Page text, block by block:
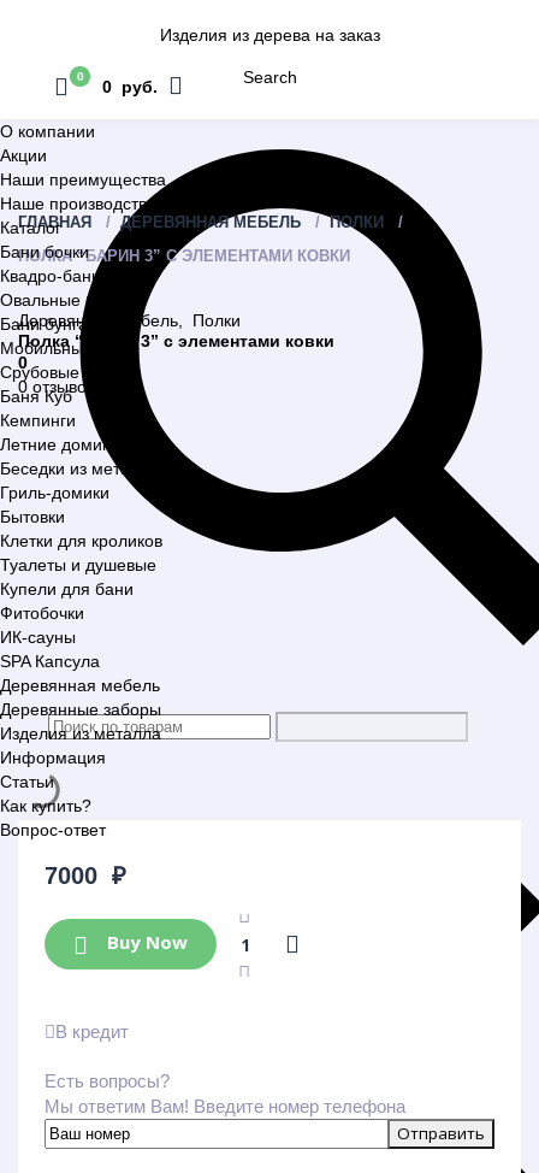
Изделия из дерева на заказ
Search
0
0 руб.
О компании
Акции
Наши преимущества
Наше производство
Каталог
Бани бочки
Квадро-бани
Овальные бани
Бани бунгало
Мобильные бани
Срубовые бани
Баня Куб
Кемпинги
Летние домики
Беседки из металла
Гриль-домики
Бытовки
Клетки для кроликов
Туалеты и душевые
Купели для бани
Фитобочки
ИК-сауны
SPA Капсула
Деревянная мебель
Деревянные заборы
Изделия из металла
Информация
Статьи
Как купить?
Вопрос-ответ
ГЛАВНАЯ ДЕРЕВЯННАЯ МЕБЕЛЬ
ПОЛКИ
ПОЛКА “БАРИН 3” С ЭЛЕМЕНТАМИ КОВКИ
Деревянная мебель
Полки
Полка “Барин 3” с элементами ковки
0
0 отзывов
7000 ₽
Buy Now
В кредит
Есть вопросы?
Мы ответим Вам! Введите номер телефона